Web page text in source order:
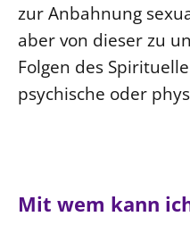
zur Anbahnung
aber von dieser zu
Folgen des
psychische oder
Mit wem kann